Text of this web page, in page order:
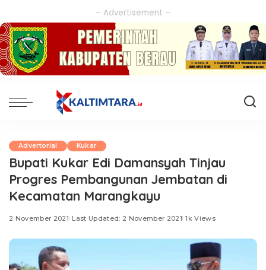
– Advertisement –
Advertorial Kukar
Bupati Kukar Edi Damansyah Tinjau
Progres Pembangunan Jembatan di
Kecamatan Marangkayu
2 November 2021 Last Updated: 2 November 2021 1k Views